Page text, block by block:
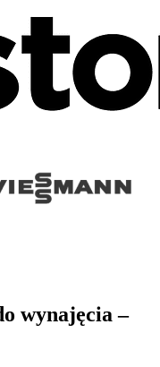
wynajęcia –